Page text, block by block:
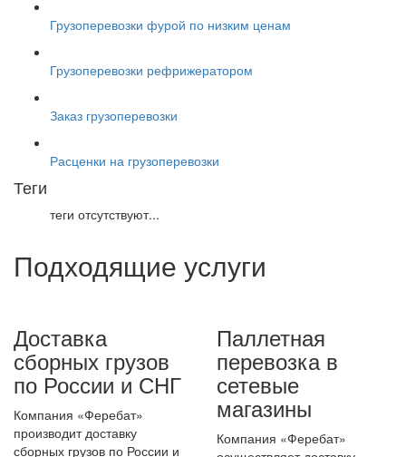
Грузоперевозки фурой по низким ценам
Грузоперевозки рефрижератором
Заказ грузоперевозки
Расценки на грузоперевозки
Теги
теги отсутствуют...
Подходящие услуги
Доставка
сборных грузов
по России и СНГ
Компания «Феребат»
производит доставку
сборных грузов по России и
Паллетная
перевозка в
сетевые
магазины
Компания «Феребат»